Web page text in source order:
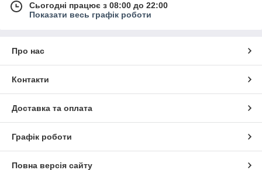
Сьогодні працює з 08:00 до 22:00
Показати весь графік роботи
Про нас
Контакти
Доставка та оплата
Графік роботи
Повна версія сайту